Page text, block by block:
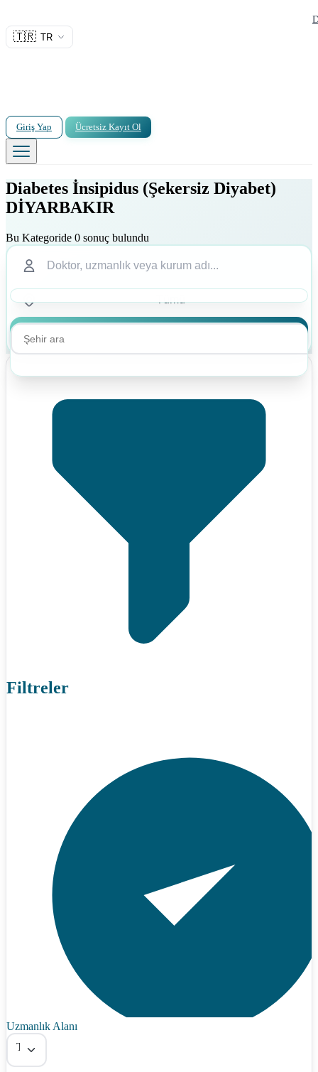
🇹🇷 TR
Giriş Yap Ücretsiz Kayıt Ol
Diabetes İnsipidus (Şekersiz Diyabet)
DİYARBAKIR
Bu Kategoride 0 sonuç bulundu
Filtreler
Uzmanlık Alanı
Tümü